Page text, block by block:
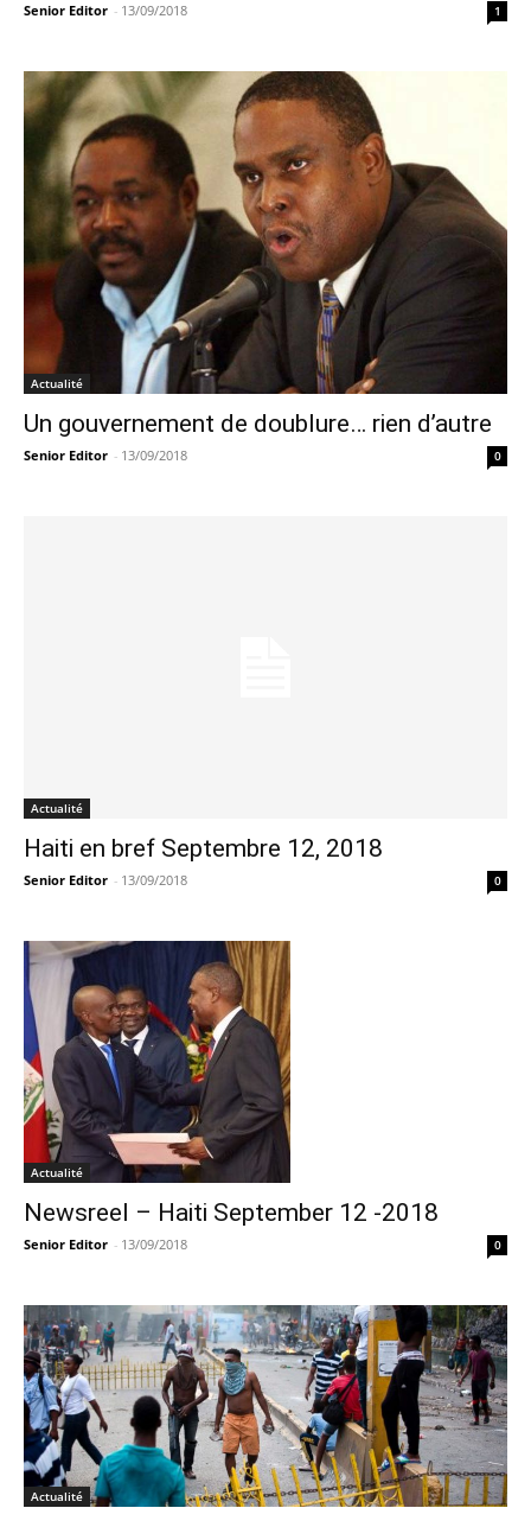
Senior Editor - 13/09/2018 1
Actualité
Un gouvernement de doublure… rien d’autre
Senior Editor - 13/09/2018 0
Actualité
Haiti en bref Septembre 12, 2018
Senior Editor - 13/09/2018 0
Actualité
Newsreel – Haiti September 12 -2018
Senior Editor - 13/09/2018 0
Actualité